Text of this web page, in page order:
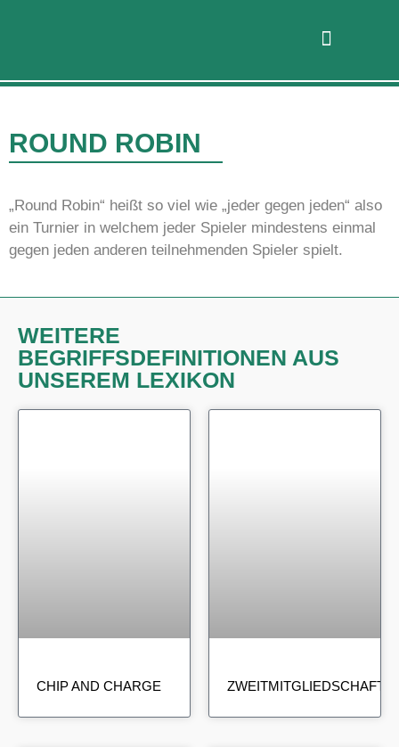
ROUND ROBIN
„Round Robin“ heißt so viel wie „jeder gegen jeden“ also
ein Turnier in welchem jeder Spieler mindestens einmal
gegen jeden anderen teilnehmenden Spieler spielt.
WEITERE
BEGRIFFSDEFINITIONEN AUS
UNSEREM LEXIKON
CHIP AND CHARGE ZWEITMITGLIEDSCHAFT